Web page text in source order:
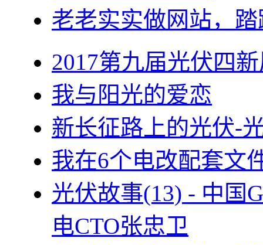
老老实实做网站，
2017第九届光伏四
我与阳光的爱恋
新长征路上的光伏-
我在6个电改配套文
光伏故事(13) - 中国
电CTO张忠卫